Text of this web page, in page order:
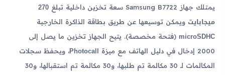
يمتلك جهاز Samsung B7722 سعة تخزين داخلية تبلغ
270
ميجابايت ويمكن توسيعها عن طريق بطاقة الذاكرة الخارجية
microSDHC (فتحة مخصصة). يتيح الجهاز تخزين ما يصل إلى
2000 إدخال في دليل الهاتف مع ميزة
Photocall، ويحفظ سجلات
المكالمات لـ 30 مكالمة تم طلبها، و30 مكالمة تم استقبالها، و30